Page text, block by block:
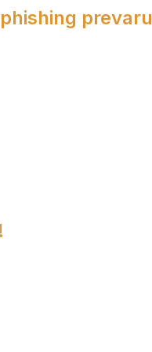
prevaru